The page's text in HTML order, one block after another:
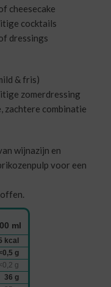
cheesecake
cocktails
dressings
& fris)
zomerdressing
zachtere combinatie
wijnazijn en
voor een
ml
kcal
g
g
36 g